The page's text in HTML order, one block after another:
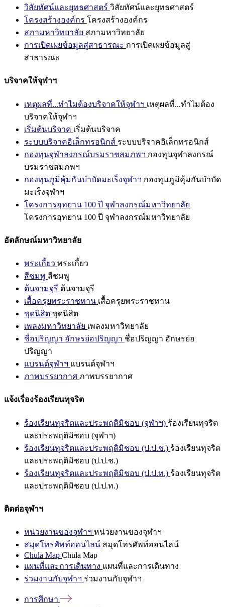
วิสัยทัศน์และยุทธศาสตร์ วิสัยทัศน์และยุทธศาสตร์
โครงสร้างองค์กร โครงสร้างองค์กร
สภามหาวิทยาลัย สภามหาวิทยาลัย
การเปิดเผยข้อมูลสู่สาธารณะ การเปิดเผยข้อมูลสู่
สาธารณะ
บริจาคให้จุฬาฯ
เหตุผลที่...ทำไมต้องบริจาคให้จุฬาฯ เหตุผลที่...ทำไมต้อง
บริจาคให้จุฬาฯ
เริ่มต้นบริจาค เริ่มต้นบริจาค
ระบบบริจาคอิเล็กทรอนิกส์ ระบบบริจาคอิเล็กทรอนิกส์
กองทุนจุฬาลงกรณ์บรมราชสมภพฯ กองทุนจุฬาลงกรณ์
บรมราชสมภพฯ
กองทุนภูมิคุ้มกันบำบัดมะเร็งจุฬาฯ กองทุนภูมิคุ้มกันบำบัด
มะเร็งจุฬาฯ
โครงการอุทยาน 100 ปี จุฬาลงกรณ์มหาวิทยาลัย
โครงการอุทยาน 100 ปี จุฬาลงกรณ์มหาวิทยาลัย
อัตลักษณ์มหาวิทยาลัย
พระเกี้ยว พระเกี้ยว
สีชมพู สีชมพู
ต้นจามจุรี ต้นจามจุรี
เสื้อครุยพระราชทาน เสื้อครุยพระราชทาน
ชุดนิสิต ชุดนิสิต
เพลงมหาวิทยาลัย เพลงมหาวิทยาลัย
ชื่อปริญญา อักษรย่อปริญญา ชื่อปริญญา อักษรย่อ
ปริญญา
แบรนด์จุฬาฯ แบรนด์จุฬาฯ
ภาพบรรยากาศ ภาพบรรยากาศ
แจ้งเรื่องร้องเรียนทุจริต
ร้องเรียนทุจริตและประพฤติมิชอบ (จุฬาฯ) ร้องเรียนทุจริต
และประพฤติมิชอบ (จุฬาฯ)
ร้องเรียนทุจริตและประพฤติมิชอบ (ป.ป.ช.) ร้องเรียนทุจริต
และประพฤติมิชอบ (ป.ป.ช.)
ร้องเรียนทุจริตและประพฤติมิชอบ (ป.ป.ท.) ร้องเรียนทุจริต
และประพฤติมิชอบ (ป.ป.ท.)
ติดต่อจุฬาฯ
หน่วยงานของจุฬาฯ หน่วยงานของจุฬาฯ
สมุดโทรศัพท์ออนไลน์ สมุดโทรศัพท์ออนไลน์
Chula Map Chula Map
แผนที่และการเดินทาง แผนที่และการเดินทาง
ร่วมงานกับจุฬาฯ ร่วมงานกับจุฬาฯ
การศึกษา